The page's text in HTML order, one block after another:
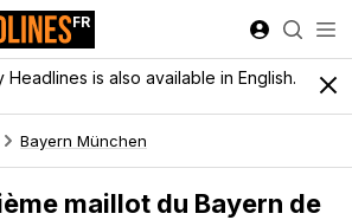
FR
is also available in English.
Bayern München
maillot du Bayern de